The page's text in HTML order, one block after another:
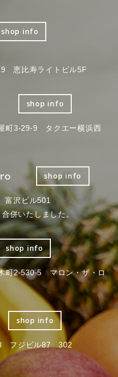
shop info
恵比寿ライトビル5F
shop info
町3-29-9 タクエー横浜西
shop info
富沢ビル501
併いたしました。
shop info
町2-530-5 マロン・ザ・ロ
shop info
フジビル87 302